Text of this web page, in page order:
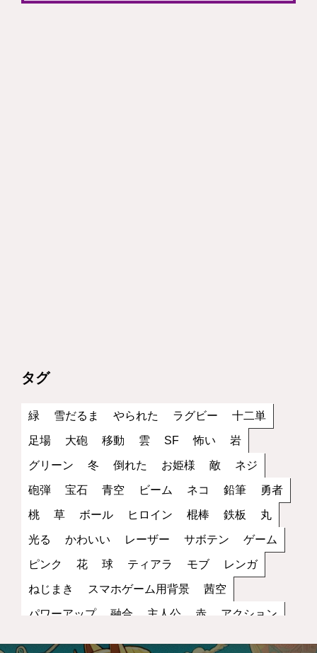
タグ
緑 雪だるま やられた ラグビー 十二単
足場 大砲 移動 雲 SF 怖い 岩
グリーン 冬 倒れた お姫様 敵 ネジ
砲弾 宝石 青空 ビーム ネコ 鉛筆 勇者
桃 草 ボール ヒロイン 棍棒 鉄板 丸
光る かわいい レーザー サボテン ゲーム
ピンク 花 球 ティアラ モブ レンガ
ねじまき スマホゲーム用背景 茜空
パワーアップ 融合 主人公 赤 アクション